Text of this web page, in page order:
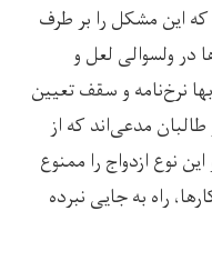
این مشکل را بر طرف
در ولسوالی لعل و
نرخ‌نامه و سقف تعیین
طالبان مدعی‌اند که از
نوع ازدواج را ممنوع
راه به جایی نبرده